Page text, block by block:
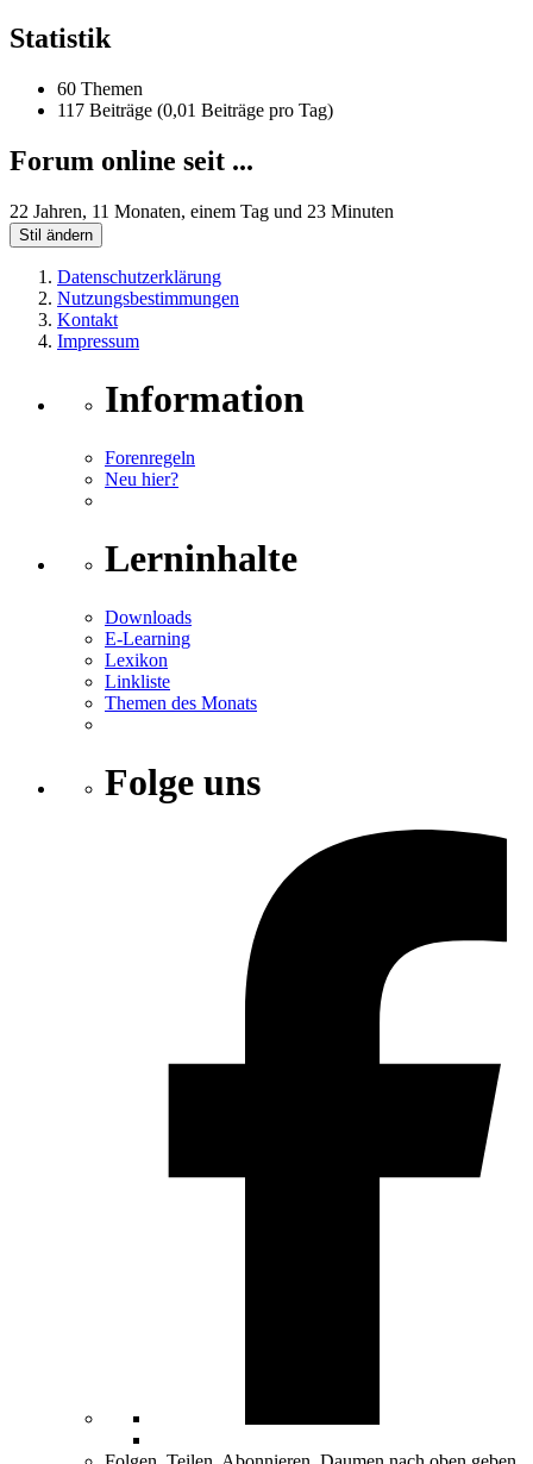
Statistik
60 Themen
117 Beiträge (0,01 Beiträge pro Tag)
Forum online seit ...
22 Jahren, 11 Monaten, einem Tag und 23 Minuten
Stil ändern
Datenschutzerklärung
Nutzungsbestimmungen
Kontakt
Impressum
Information
Forenregeln
Neu hier?
Lerninhalte
Downloads
E-Learning
Lexikon
Linkliste
Themen des Monats
Folge uns